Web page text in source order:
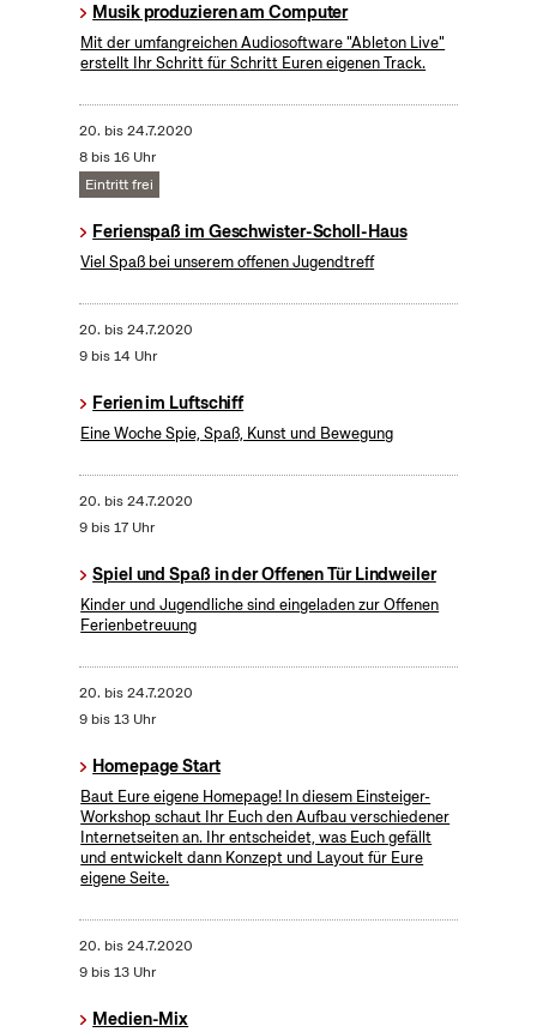
Musik produzieren am Computer
Mit der umfangreichen Audiosoftware "Ableton Live"
erstellt Ihr Schritt für Schritt Euren eigenen Track.
20. bis24.7.2020
8 bis 16 Uhr
Eintritt frei
Ferienspaß im Geschwister-Scholl-Haus
Viel Spaß bei unserem offenen Jugendtreff
20. bis24.7.2020
9 bis 14 Uhr
Ferien im Luftschiff
Eine Woche Spie, Spaß, Kunst und Bewegung
20. bis24.7.2020
9 bis 17 Uhr
Spiel und Spaß in der Offenen Tür Lindweiler
Kinder und Jugendliche sind eingeladen zur Offenen
Ferienbetreuung
20. bis24.7.2020
9 bis 13 Uhr
Homepage Start
Baut Eure eigene Homepage! In diesem Einsteiger-
Workshop schaut Ihr Euch den Aufbau verschiedener
Internetseiten an. Ihr entscheidet, was Euch gefällt
und entwickelt dann Konzept und Layout für Eure
eigene Seite.
20. bis24.7.2020
9 bis 13 Uhr
Medien-Mix